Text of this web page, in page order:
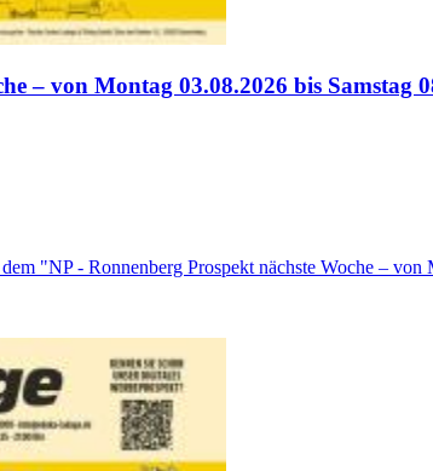
– von Montag 03.08.2026 bis Samstag
"NP - Ronnenberg Prospekt nächste Woche –